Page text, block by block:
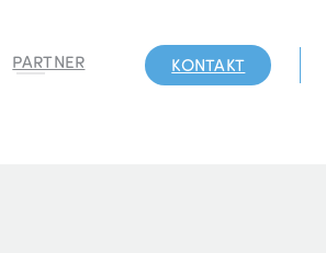
PARTNER KONTAKT